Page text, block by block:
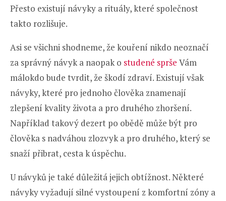
Přesto existují návyky a rituály, které společnost
takto rozlišuje.
Asi se všichni shodneme, že kouření nikdo neoznačí
za správný návyk a naopak o studené sprše Vám
málokdo bude tvrdit, že škodí zdraví. Existují však
návyky, které pro jednoho člověka znamenají
zlepšení kvality života a pro druhého zhoršení.
Například takový dezert po obědě může být pro
člověka s nadváhou zlozvyk a pro druhého, který se
snaží přibrat, cesta k úspěchu.
U návyků je také důležitá jejich obtížnost. Některé
návyky vyžadují silné vystoupení z komfortní zóny a